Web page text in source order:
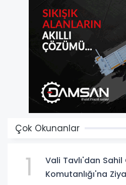
Çok Okunanlar
1
Vali Tavlı'dan
Komutanlığı'na